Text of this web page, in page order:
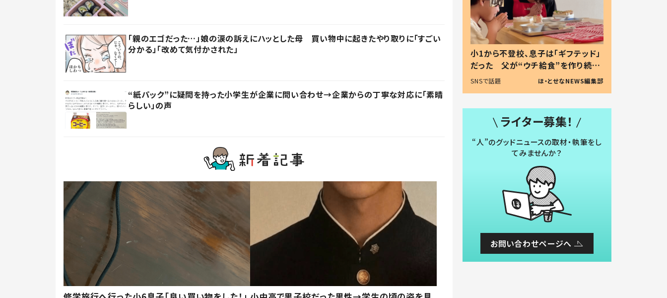
「親のエゴだった…」娘の涙の訴えにハッとした母 買い物中に起きたやり取りに「すごい
分かる」「改めて気付かされた」
“紙パック”に疑問を持った小学生が企業に問い合わせ→企業からの丁寧な対応に「素晴
らしい」の声
小1から不登校、息子は「ギフテッド」
だった 父が“ウチ給食”を作り続け
る理由とは #令和の親 #令和の子
SNSで話題 ほ・とせなNEWS編集部
ライター募集！
“人”のグッドニュースの取材・執筆をし
てみませんか？
お問い合わせページへ